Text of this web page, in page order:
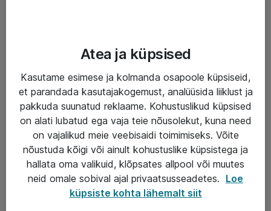
IT taristu
Haldusteenused
Garantii
Turva- ja nõrkvoolulahendused
AS ATEA
Atea ja küpsised
Kasutame esimese ja kolmanda osapoole küpsiseid,
et parandada kasutajakogemust, analüüsida liiklust ja
pakkuda suunatud reklaame. Kohustuslikud küpsised
on alati lubatud ega vaja teie nõusolekut, kuna need
on vajalikud meie veebisaidi toimimiseks. Võite
nõustuda kõigi või ainult kohustuslike küpsistega ja
hallata oma valikuid, klõpsates allpool või muutes
neid omale sobival ajal privaatsusseadetes. Loe
küpsiste kohta lähemalt siit